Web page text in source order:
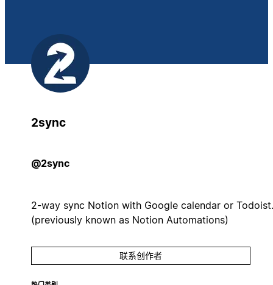
2sync
@2sync
2-way sync Notion with Google calendar or Todoist.
(previously known as Notion Automations)
联系创作者